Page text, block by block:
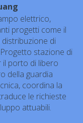
elettrico,
progetti come il
di
stazione di
porto di libero
della guardia
coordina la
le richieste
attuabili.